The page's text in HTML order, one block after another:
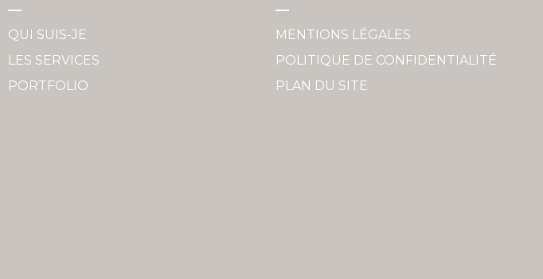
QUI SUIS-JE
LES SERVICES
PORTFOLIO
MENTIONS LÉGALES
POLITIQUE DE CONFIDENTIALITÉ
PLAN DU SITE